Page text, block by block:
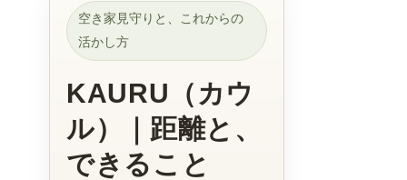
空き家見守りと、これからの
活かし方
KAURU（カウ
ル）｜距離と、
できること